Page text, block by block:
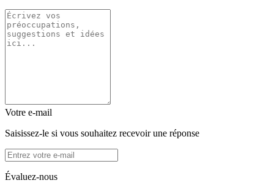
Votre e-mail
Saisissez-le si vous souhaitez recevoir une réponse
Évaluez-nous